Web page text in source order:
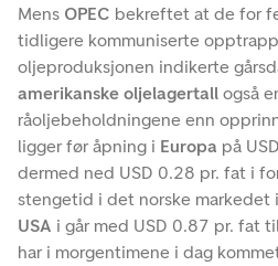
Mens OPEC bekreftet at de for
tidligere kommuniserte
oljeproduksjonen indikerte
amerikanske oljelagertall også
råoljebeholdningene enn
ligger før åpning i Europa på
dermed ned USD 0.28 pr. fat i
stengetid i det norske markedet
USA i går med USD 0.87 pr. fat
har i morgentimene i dag